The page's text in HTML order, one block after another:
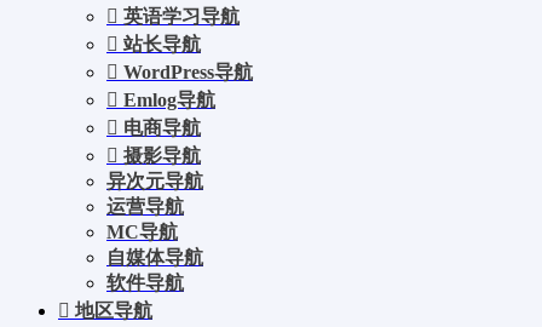
英语学习导航
站长导航
WordPress导航
Emlog导航
电商导航
摄影导航
异次元导航
运营导航
MC导航
自媒体导航
软件导航
地区导航